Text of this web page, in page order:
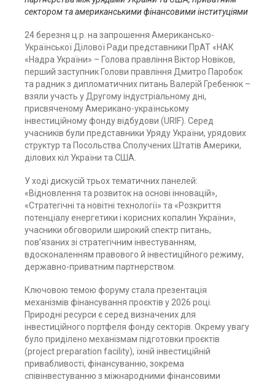
сектором та американськими фінансовими інституціями
24 березня ц.р. на запрошення Американсько-
Української Ділової Ради представники ПрАТ «НАК
«Надра України» – Голова правління Віктор Новіков,
перший заступник Голови правління Дмитро Паробок
та радник з дипломатичних питань Валерій Гребенюк –
взяли участь у Другому індустріальному дні,
присвяченому Американо-українському
інвестиційному фонду відбудови (URIF). Серед
учасників були представники Уряду України, урядових
структур та Посольства Сполучених Штатів Америки,
ділових кіл України та США.
У ході дискусій трьох тематичних панелей:
«Відновлення та розвиток на основі інновацій»,
«Стратегічні та новітні технології» та «Розкриття
потенціалу енергетики і корисних копалин України»,
учасники обговорили широкий спектр питань,
пов’язаних зі стратегічним інвестуванням,
вдосконаленням правового й інвестиційного режиму,
державно-приватним партнерством.
Ключовою темою форуму стала презентація
механізмів фінансування проєктів у 2026 році.
Природні ресурси є серед визначених для
інвестиційного портфеля фонду секторів. Окрему увагу
було приділено механізмам підготовки проєктів
(project preparation facility), їхній інвестиційній
привабливості, фінансуванню, зокрема
співінвестуванню з міжнародними фінансовими